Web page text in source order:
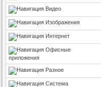
Видео
Изображения
Интернет
Офисные
приложения
Разное
Система